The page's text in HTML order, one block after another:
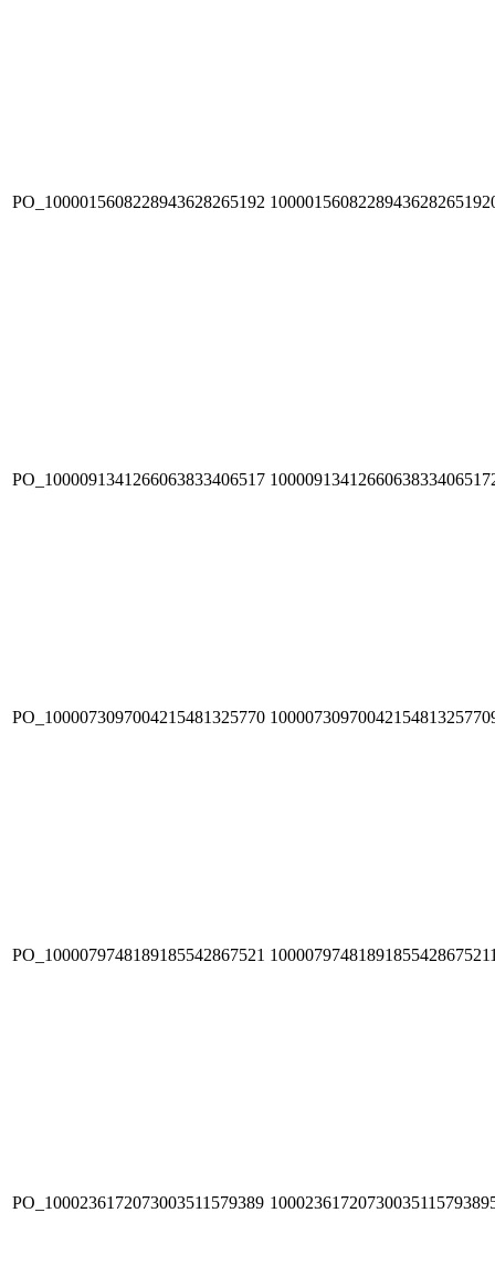
PO_1000015608228943628265192
PO_1000091341266063833406517
PO_1000073097004215481325770
PO_1000079748189185542867521
PO_1000236172073003511579389